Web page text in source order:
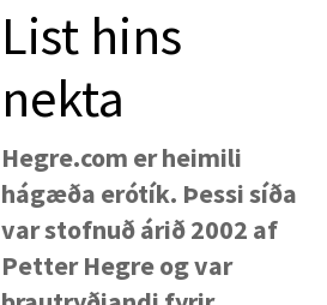
List hins
nekta
Hegre.com er heimili
hágæða erótík. Þessi síða
var stofnuð árið 2002 af
Petter Hegre og var